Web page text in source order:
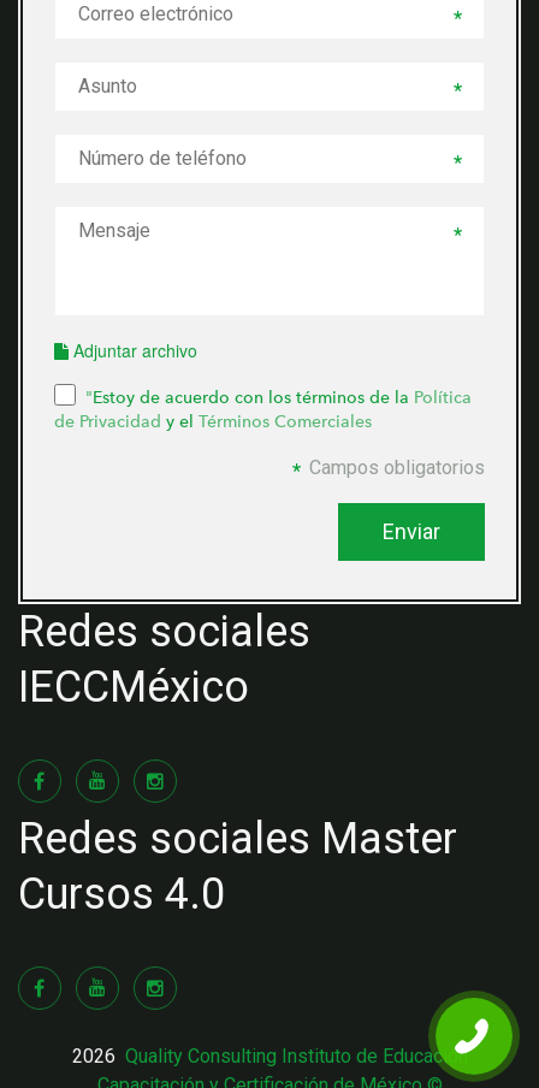
Adjuntar archivo
"Estoy de acuerdo con los términos de la Política
de Privacidad y el Términos Comerciales
Campos obligatorios
Enviar
Redes sociales
IECCMéxico
Redes sociales Master
Cursos 4.0
2026 Quality Consulting Instituto de Educación